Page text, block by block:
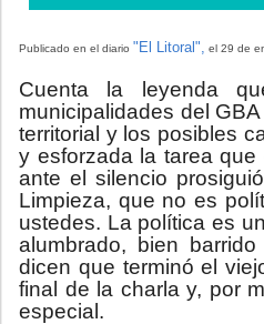
Publicado en el diario "El Litoral", el 29 de
Cuenta la leyenda
municipalidades del
territorial y los posibles
y esforzada la tarea
ante el silencio
Limpieza, que no es
ustedes. La política es
alumbrado, bien
dicen que terminó el
final de la charla y, por
especial.